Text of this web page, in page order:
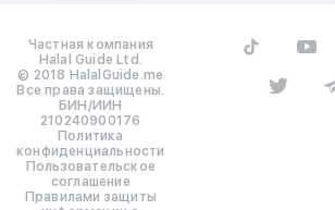
Частная компания
Halal Guide Ltd.
© 2018 HalalGuide.me
Все права защищены.
БИН/ИИН
210240900176
Политика
конфиденциальности
Пользовательское
соглашение
Правилами защиты